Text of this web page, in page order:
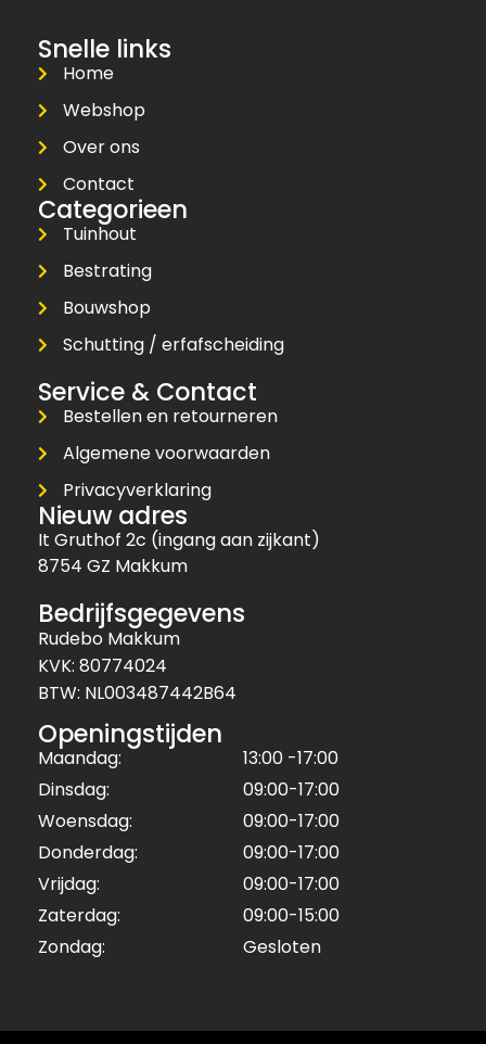
Snelle links
Home
Webshop
Over ons
Contact
Categorieen
Tuinhout
Bestrating
Bouwshop
Schutting / erfafscheiding
Service & Contact
Bestellen en retourneren
Algemene voorwaarden
Privacyverklaring
Nieuw adres
It Gruthof 2c (ingang aan zijkant)
8754 GZ Makkum
Bedrijfsgegevens
Rudebo Makkum
KVK: 80774024
BTW: NL003487442B64
Openingstijden
Maandag:
13:00 -17:00
Dinsdag:
09:00-17:00
Woensdag:
09:00-17:00
Donderdag:
09:00-17:00
Vrijdag:
09:00-17:00
Zaterdag:
09:00-15:00
Zondag:
Gesloten